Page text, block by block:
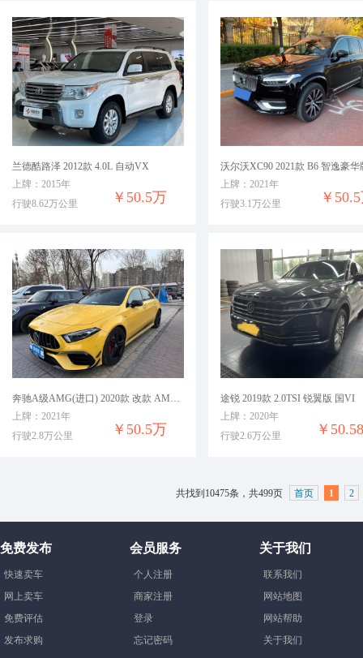
兰德酷路泽 2012款 4.0L 自动VX
￥50.5万
上牌：2015年
行驶8.62万公里
沃尔沃XC90 2021款 B6 智逸豪华
￥
上牌：2021年
行驶3.1万公里
奔驰A级AMG(进口) 2020款 改款 AMG A 45 S 4MATIC+ 先型特别版
￥50.5万
上牌：2021年
行驶2.8万公里
途锐 2019款 2.0TSI 锐翼版 国VI
￥
上牌：2020年
行驶2.6万公里
共找到10475条，共499页 首页 1 2
免费发布
快速卖车
网上卖车
免费评估
发布求购
会员服务
个人注册
商家注册
登录
忘记密码
关于我们
联系我们
网站地图
网站帮助
关于我们